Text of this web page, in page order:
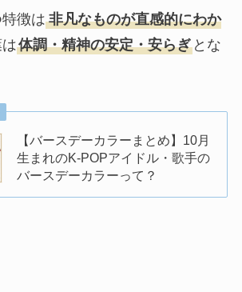
徴は 非凡なものが直感的にわか
体調・精神の安定・安らぎとな
【バースデーカラーまとめ】10月
生まれのK-POPアイドル・歌手の
バースデーカラーって？